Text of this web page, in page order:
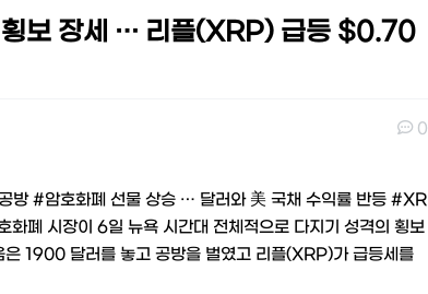
보 장세 … 리플(XRP) 급등 $0.70
0
#암호화폐 선물 상승 … 달러와 美 국채 수익률 반등 #XR
폐 시장이 6일 뉴욕 시간대 전체적으로 다지기 성격의 횡보
1900 달러를 놓고 공방을 벌였고 리플(XRP)가 급등세를